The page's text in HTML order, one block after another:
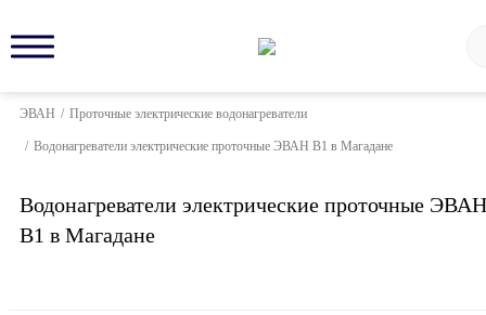
ЭВАН / Проточные электрические водонагреватели
/ Водонагреватели электрические проточные ЭВАН В1 в Магадане
Водонагреватели электрические проточные ЭВАН
В1 в Магадане